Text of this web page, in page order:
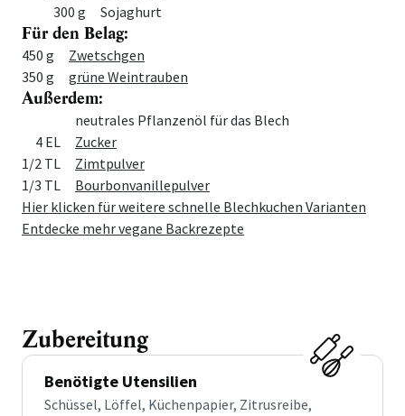
300 g
Sojaghurt
Für den Belag:
Menge Zutat
450 g
Zwetschgen
350 g
grüne Weintrauben
Außerdem:
Zutat
neutrales Pflanzenöl für das Blech
4 EL
Zucker
1/2 TL
Zimtpulver
1/3 TL
Bourbonvanillepulver
Hier klicken für weitere schnelle Blechkuchen Varianten
Entdecke mehr vegane Backrezepte
Zubereitung
Benötigte Utensilien
Schüssel, Löffel, Küchenpapier, Zitrusreibe,